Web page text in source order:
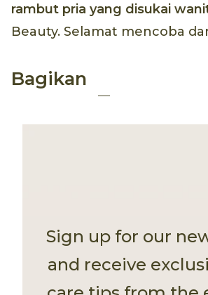
rambut pria yang disukai
Beauty. Selamat mencoba
Bagikan
Sign up for our
and receive